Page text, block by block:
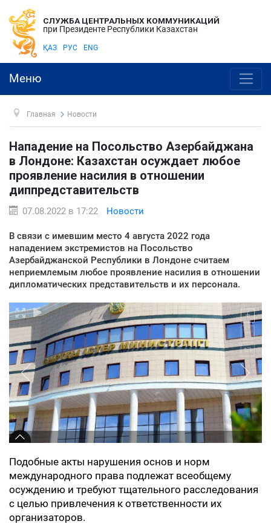
СЛУЖБА ЦЕНТРАЛЬНЫХ КОММУНИКАЦИЙ
при Президенте Республики Казахстан
ҚАЗ РУС ENG
Меню
Главная Новости
Нападение на Посольство Азербайджана
в Лондоне: Казахстан осуждает любое
проявление насилия в отношении
диппредставительств
07.08.2022 в 17:22 Новости
В связи с имевшим место 4 августа 2022 года
нападением экстремистов на Посольство
Азербайджанской Республики в Лондоне считаем
неприемлемым любое проявление насилия в отношении
дипломатических представительств и их персонала.
Подобные акты нарушения основ и норм
международного права подлежат всеобщему
осуждению и требуют тщательного расследования
с целью привлечения к ответственности их
организаторов.